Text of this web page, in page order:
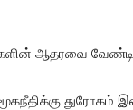
ஆதரவை வேண்டி